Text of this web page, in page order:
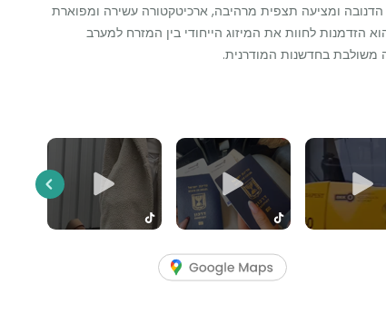
ומציעה תצפית מרהיבה, ארכיטקטורה עשירה ומפוארת
הזדמנות לחוות את המיזוג הייחודי בין המזרח למערב
משולבת בחדשנות המודרנית.
Previous